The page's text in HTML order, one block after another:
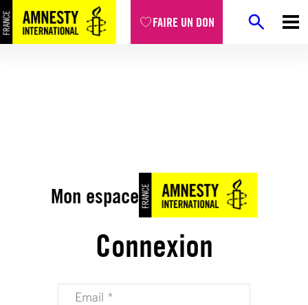
FAIRE UN DON
Mon espace
Connexion
Votre adresse email (obligatoire)